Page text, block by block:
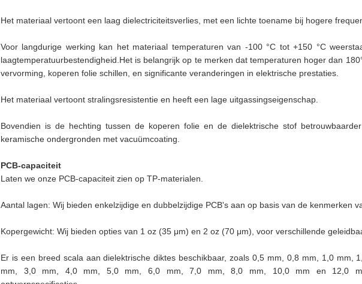
Het materiaal vertoont een laag dielectriciteitsverlies, met een lichte toename bij hogere
Voor langdurige werking kan het materiaal temperaturen van -100 °C tot +150 °C
laagtemperatuurbestendigheid.Het is belangrijk op te merken dat temperaturen hoger dan
vervorming, koperen folie schillen, en significante veranderingen in elektrische prestaties.
Het materiaal vertoont stralingsresistentie en heeft een lage uitgassingseigenschap.
Bovendien is de hechting tussen de koperen folie en de dielektrische stof
keramische ondergronden met vacuümcoating.
PCB-capaciteit
Laten we onze PCB-capaciteit zien op TP-materialen.
Aantal lagen: Wij bieden enkelzijdige en dubbelzijdige PCB's aan op basis van de kenmerken
Kopergewicht: Wij bieden opties van 1 oz (35 μm) en 2 oz (70 μm), voor verschillende
Er is een breed scala aan dielektrische diktes beschikbaar, zoals 0,5 mm, 0,8 mm, 1,0 mm,
mm, 3,0 mm, 4,0 mm, 5,0 mm, 6,0 mm, 7,0 mm, 8,0 mm, 10,0 mm en 12,0